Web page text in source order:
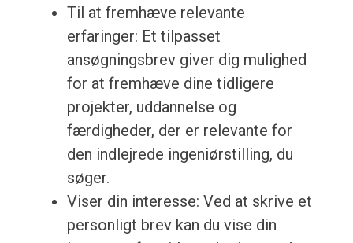
Til at fremhæve relevante
erfaringer: Et tilpasset
ansøgningsbrev giver dig mulighed
for at fremhæve dine tidligere
projekter, uddannelse og
færdigheder, der er relevante for
den indlejrede ingeniørstilling, du
søger.
Viser din interesse: Ved at skrive et
personligt brev kan du vise din